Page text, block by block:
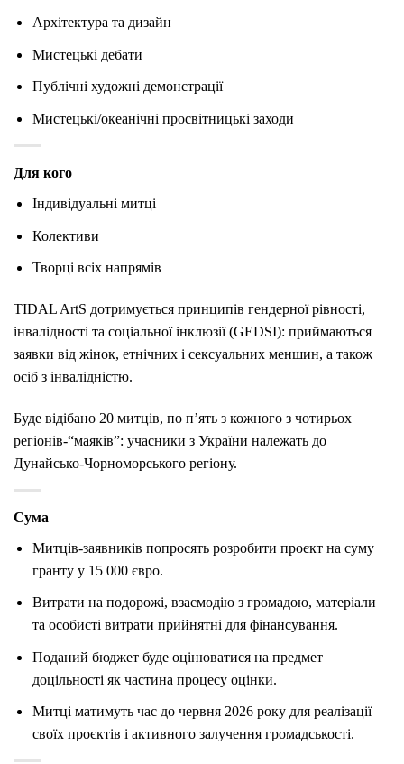
Архітектура та дизайн
Мистецькі дебати
Публічні художні демонстрації
Мистецькі/океанічні просвітницькі заходи
Для кого
Індивідуальні митці
Колективи
Творці всіх напрямів
TIDAL ArtS дотримується принципів гендерноїрівності,
інвалідності та соціальноїінклюзії (GEDSI): приймаються
заявки від жінок, етнічних і сексуальних меншин, а також
осіб з інвалідністю.
Буде відібано 20 митців, по п’ять з кожного з чотирьох
регіонів-“маяків”: учасники з України належать до
Дунайсько-Чорноморського регіону.
Сума
Митців-заявників попросять розробити проєкт на суму
гранту у 15 000 євро.
Витрати на подорожі, взаємодію з громадою, матеріали
та особисті витрати прийнятні для фінансування.
Поданий бюджет буде оцінюватися на предмет
доцільності як частина процесу оцінки.
Митці матимуть час до червня 2026 року для реалізації
своїх проєктів і активного залучення громадськості.